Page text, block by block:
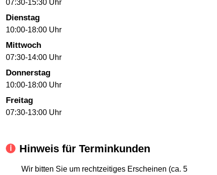
07:30-15:30 Uhr
Dienstag
10:00-18:00 Uhr
Mittwoch
07:30-14:00 Uhr
Donnerstag
10:00-18:00 Uhr
Freitag
07:30-13:00 Uhr
Hinweis für Terminkunden
Wir bitten Sie um rechtzeitiges Erscheinen (ca. 5